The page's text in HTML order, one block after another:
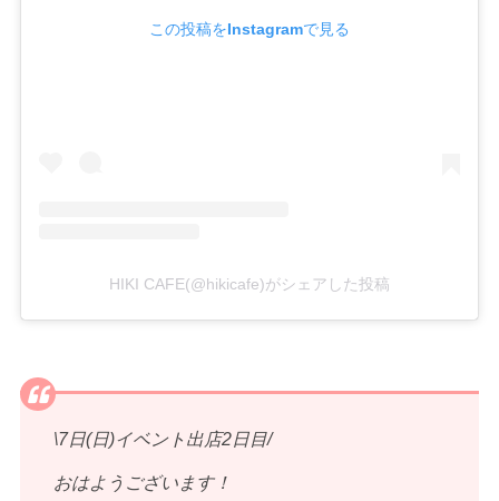
この投稿をInstagramで見る
HIKI CAFE(@hikicafe)がシェアした投稿
\7日(日)イベント出店2日目/
おはようございます！